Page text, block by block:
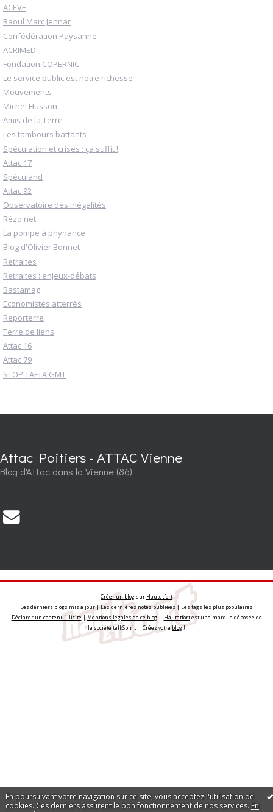
En poursuivant votre navigation sur ce site, vous acceptez l'utilisation de
cookies. Ces derniers assurent le bon fonctionnement de nos services. En
ACEVE
Raoul Marc Jennar
Confédération Paysanne
ACRIMED
Fondation COPERNIC
Le service public est notre richesse
Mouvements
Michel Husson
Amis de la Terre
Les tambours battants
Spéculation et crises : ça suffit !
Attac 17
Spéculand
Attac 92
Observatoire des inégalités
Rézo net
La pompe à phynance
Blog d'Olivier Bonnet
Retraites
Retraites : enjeux-débats
Bastamag
Economistes atterrés
Reporterre
Terre de liens
Attac 16
Attac 79
STOP TAFTA GMT
Attac Poitiers - ATTAC Vienne
Blog d'Attac dans la Vienne (86)
Créer un blog sur Hautetfort
Les derniers blogs mis à jour|Les dernières notes publiées | Les tags les plus populaires
Déclarer un contenu illicite|Mentions légales de ce blog| Hautetfortest une marque déposée de
la société talkSpirit | Créez votreblog!